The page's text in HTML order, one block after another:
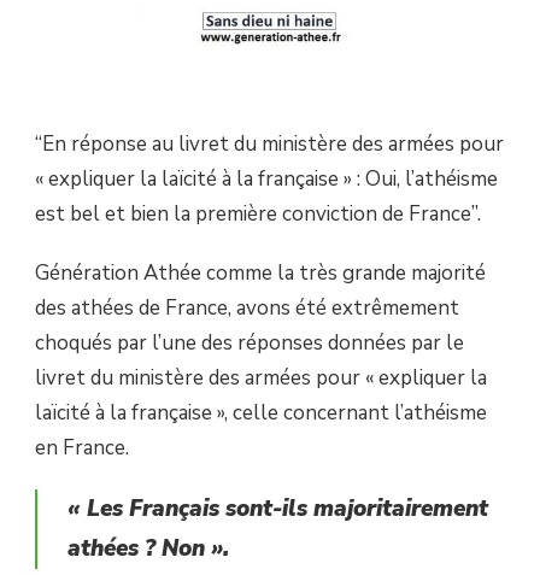
“En réponse au livret du ministère des armées pour
« expliquer la laïcité à la française » : Oui, l’athéisme
est bel et bien la première conviction de France”.
Génération Athée comme la très grande majorité
des athées de France, avons été extrêmement
choqués par l’une des réponses données par le
livret du ministère des armées pour « expliquer la
laïcité à la française », celle concernant l’athéisme
en France.
« Les Français sont-ils majoritairement
athées ? Non ».